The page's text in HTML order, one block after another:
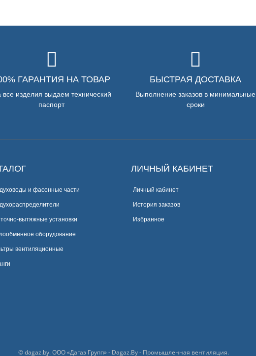
ГАРАНТИЯ НА ТОВАР
все изделия выдаем технический
паспорт
БЫСТРАЯ ДОСТАВКА
Выполнение заказов в минимальные
сроки
и фасонные части
вытяжные установки
оборудование
вентиляционные
ЛИЧНЫЙ КАБИНЕТ
Личный кабинет
История заказов
Избранное
© dagaz.by. ООО «Дагаз Групп» - Dagaz.By - Промышленная вентиляция.